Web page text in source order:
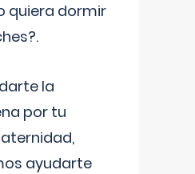
quiera dormir
la
por tu
ayudarte